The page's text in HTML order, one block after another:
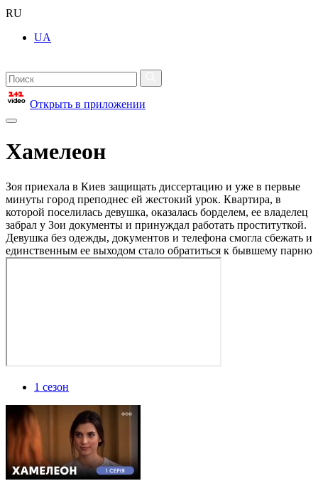
RU
UA
Открыть в приложении
Хамелеон
Зоя приехала в Киев защищать диссертацию и уже в первые
минуты город преподнес ей жестокий урок. Квартира, в
которой поселилась девушка, оказалась борделем, ее владелец
забрал у Зои документы и принуждал работать проституткой.
Девушка без одежды, документов и телефона смогла сбежать и
единственным ее выходом стало обратиться к бывшему парню
1 сезон